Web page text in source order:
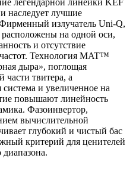
наследует лучшие
излучатель Uni‑Q,
на одной оси,
и отсутствие
Технология MAT™
дыра», поглощая
твитера, а
и увеличенное на
повышают линейность
Фазоинвертор,
вычислительной
глубокий и чистый бас
критерий для ценителей